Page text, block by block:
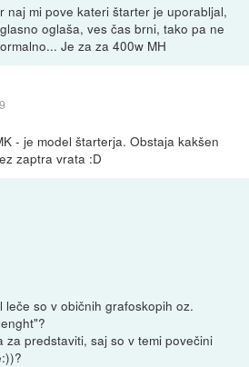
naj mi pove kateri štarter je uporabljal,
oglaša, ves čas brni, tako pa ne
Je za za 400w MH
- je model štarterja. Obstaja kakšen
zaptra vrata :D
leče so v običnih grafoskopih oz.
za predstaviti, saj so v temi povečini